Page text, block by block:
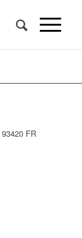
93420 FR